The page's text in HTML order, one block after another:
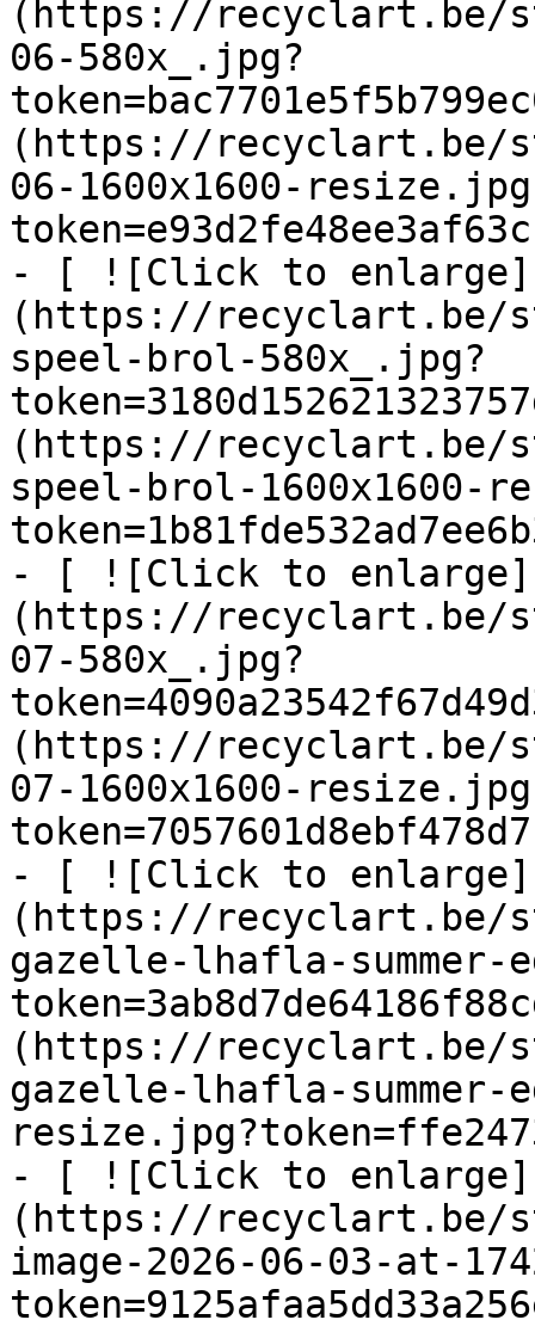
(https://recyclart.be/
06-580x_.jpg?
(https://recyclart.be/
06-1600x1600-
- [ ![Click to enlarge]
(https://recyclart.be/
speel-brol-580x_.jpg?
(https://recyclart.be/
speel-brol-1600x1600-
- [ ![Click to enlarge]
(https://recyclart.be/
07-580x_.jpg?
(https://recyclart.be/
07-1600x1600-
- [ ![Click to enlarge]
(https://recyclart.be/
gazelle-lhafla-summer-
(https://recyclart.be/
gazelle-lhafla-summer-
- [ ![Click to enlarge]
(https://recyclart.be/
image-2026-06-03-at-